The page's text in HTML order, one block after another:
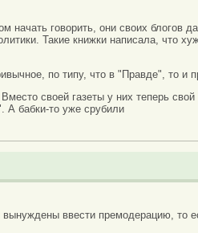
начать говорить, они своих блогов
Такие книжки написала, что
по типу, что в "Правде", то и
своей газеты у них теперь свой
А бабки-то уже срубили
ввести премодерацию, то